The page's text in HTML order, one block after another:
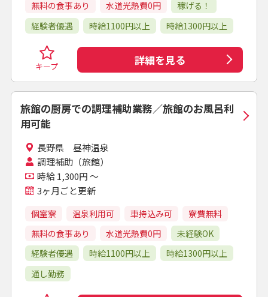
無料の食事あり
水道光熱費0円
稼げる！
経験者優遇
時給1100円以上 時給1300円以上
キープ 詳細を見る
旅館の厨房での調理補助業務／旅館のお風呂利
用可能
長野県 昼神温泉
調理補助（旅館）
時給 1,300円 ～
3ヶ月ごと更新
個室寮 温泉利用可 車持込み可
寮費無料
無料の食事あり
水道光熱費0円
未経験OK
経験者優遇
時給1100円以上
時給1300円以上
通し勤務